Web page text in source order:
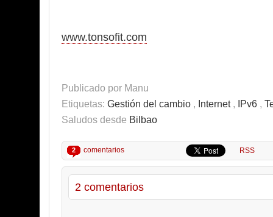
www.tonsofit.com
Publicado por Manu
Etiquetas: Gestión del cambio , Internet , IPv6 ,
Saludos desde Bilbao
2 comentarios RSS
2 comentarios